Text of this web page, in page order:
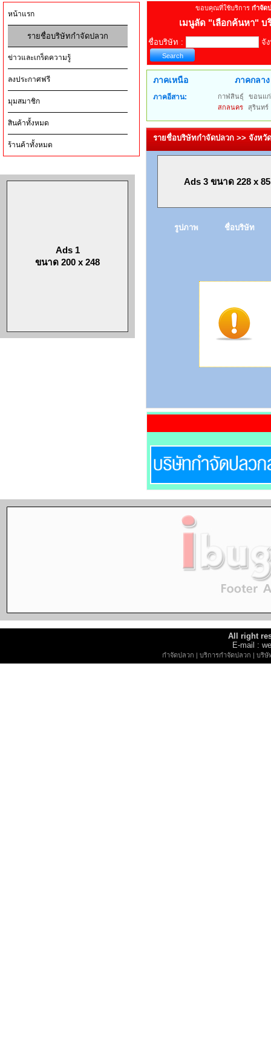
หน้าแรก
รายชื่อบริษัทกำจัดปลวก
ข่าวและเกร็ดความรู้
ลงประกาศฟรี
มุมสมาชิก
สินค้าทั้งหมด
ร้านค้าทั้งหมด
Ads 1
ขนาด 200 x 248
ขอบคุณที่ใช้บริการ กำจัด
เมนูลัด "เลือกค้นหา" บ
ชื่อบริษัท : จั
ภาคเหนือ ภาคกลาง
ภาคอีสาน: กาฬสินธุ์
ขอนแ
สกลนคร
สุรินทร์
รายชื่อบริษัทกำจัดปลวก >> จังหวั
Ads 3 ขนาด 228 x 85
รูปภาพ ชื่อบริษัท
All right
E-mail :
กำจัดปลวก | บริการกำจัดปลวก | บริษั